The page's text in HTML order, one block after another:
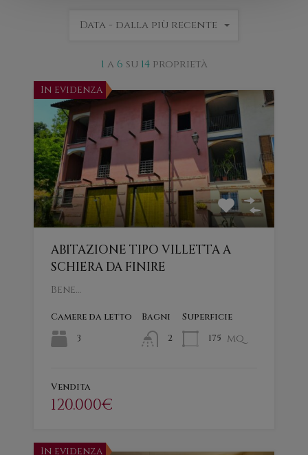
1 a 6 su 14 proprietà
Data - dalla più recente
In evidenza
ABITAZIONE TIPO VILLETTA A
SCHIERA DA FINIRE
Bene…
Camere da letto
3
Bagni
2
Superficie
175 mq
Vendita
120.000€
In evidenza